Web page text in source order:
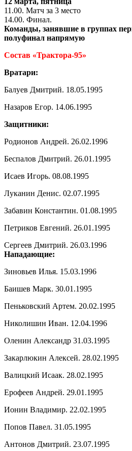
11.00. Матч за 3 место
14.00. Финал.
Команды, занявшие в группах
полуфинал напрямую
Состав «Трактора-95»
Вратари:
Балуев Дмитрий. 18.05.1995
Назаров Егор. 14.06.1995
Защитники:
Родионов Андрей. 26.02.1996
Беспалов Дмитрий. 26.01.1995
Исаев Игорь. 08.08.1995
Луканин Денис. 02.07.1995
Забавин Константин. 01.08.1995
Петриков Евгений. 26.01.1995
Сергеев Дмитрий. 26.03.1996
Нападающие:
Зиновьев Илья. 15.03.1996
Баишев Марк. 30.01.1995
Пеньковский Артем. 20.02.1995
Николишин Иван. 12.04.1996
Оленин Александр 31.03.1995
Закарлюкин Алексей. 28.02.1995
Валицкий Исаак. 28.02.1995
Ерофеев Андрей. 29.01.1995
Ионин Владимир. 22.02.1995
Попов Павел. 31.05.1995
Антонов Дмитрий. 23.07.1995